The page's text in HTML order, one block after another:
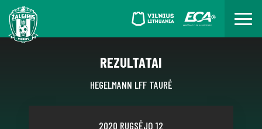
REZULTATAI
HEGELMANN LFF TAURĖ
2020 RUGSĖJO 12